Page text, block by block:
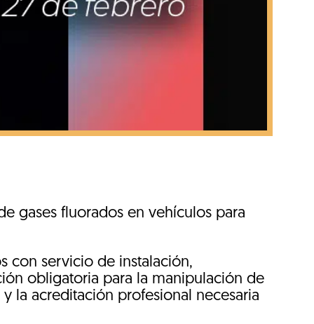
gases fluorados en vehículos para
con servicio de instalación,
obligatoria para la manipulación de
la acreditación profesional necesaria